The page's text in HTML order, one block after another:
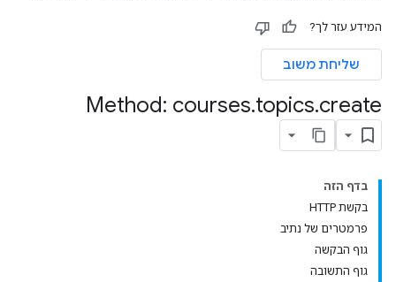
המידע עזר לך?
שליחת משוב
Method: courses.topics.create
בדף הזה
בקשת HTTP
פרמטרים של נתיב
גוף הבקשה
גוף התשובה